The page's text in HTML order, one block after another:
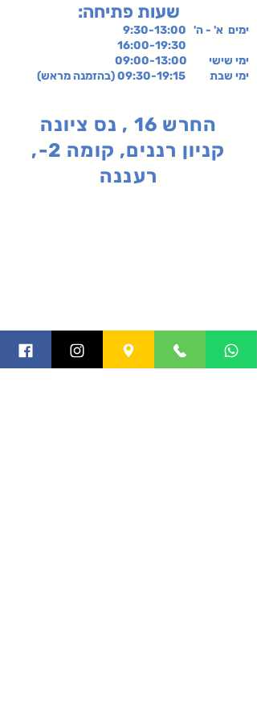
:שעות פתיחה
ימים א' - ה' 9:30-13:00
ימי שישי 09:00-13:00
ימי שבת 09:30-19:15 (בהזמנה מראש)
החרש 16 , נס ציונה
קניון רננים, קומה 2-,
רעננה
תקנון